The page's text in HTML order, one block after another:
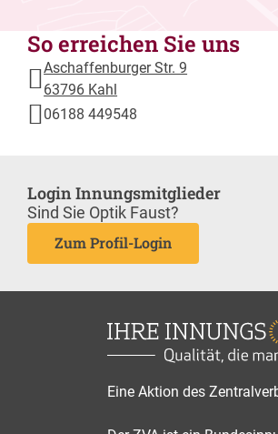
So erreichen Sie uns
Aschaffenburger Str. 9
63796 Kahl
06188 449548
Login Innungsmitglieder
Sind Sie Optik Faust?
Zum Profil-Login
Eine Aktion des